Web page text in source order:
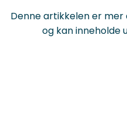
Denne artikkelen er
og kan inneholde